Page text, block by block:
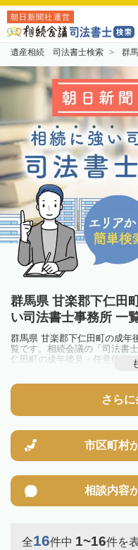
朝日新聞社運営
遺産相続 司法書士検索 群
群馬県 甘楽郡下仁田
い司法書士事務所 一
群馬県 甘楽郡下仁田町の成年
覧です。相続会議の「司法書
仁田町の成年後見・任意後見
出来ます。相続のトラブルや
さら
市区町村
相談内容
全16件中 1~16件を